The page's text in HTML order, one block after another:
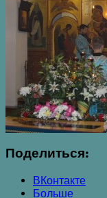
Поделиться:
ВКонтакте
Больше